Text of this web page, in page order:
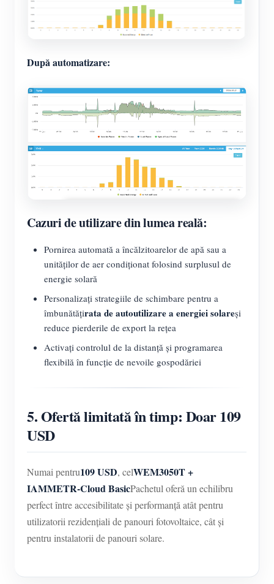
După automatizare:
Cazuri de utilizare din lumea reală:
Pornirea automată a încălzitoarelor de apă sau a
unităților de aer condiționat folosind surplusul de
energie solară
Personalizați strategiile de schimbare pentru a
îmbunătățirata de autoutilizare a energiei solareși
reduce pierderile de export la rețea
Activați controlul de la distanță și programarea
flexibilă în funcție de nevoile gospodăriei
5. Ofertă limitată în timp: Doar 109
USD
Numai pentru109 USD, celWEM3050T +
IAMMETR-Cloud BasicPachetul oferă un echilibru
perfect între accesibilitate și performanță atât pentru
utilizatorii rezidențiali de panouri fotovoltaice, cât și
pentru instalatorii de panouri solare.